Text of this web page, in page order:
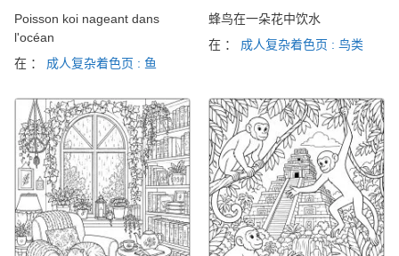
Poisson koi nageant dans
l'océan
在 ： 成人复杂着色页 : 鱼
蜂鸟在一朵花中饮水
在 ： 成人复杂着色页 : 鸟类